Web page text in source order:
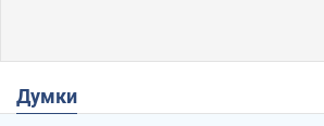
Думки